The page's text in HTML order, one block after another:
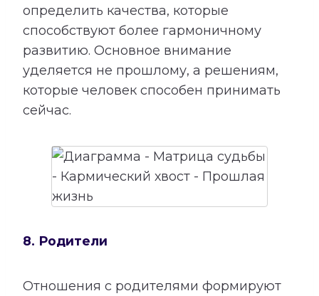
определить качества, которые
способствуют более гармоничному
развитию. Основное внимание
уделяется не прошлому, а решениям,
которые человек способен принимать
сейчас.
8. Родители
Отношения с родителями формируют